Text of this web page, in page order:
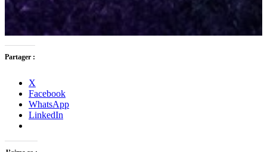
Partager :
X
Facebook
WhatsApp
LinkedIn